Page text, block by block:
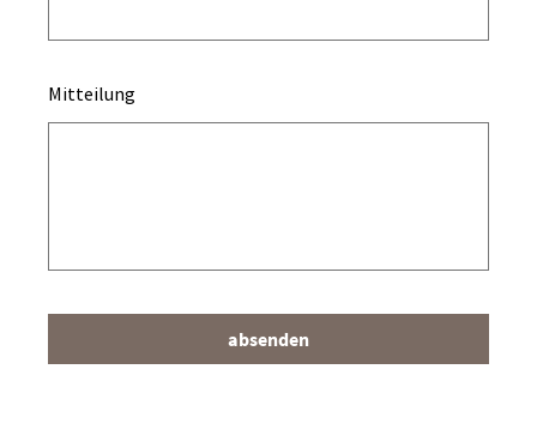
Mitteilung
absenden